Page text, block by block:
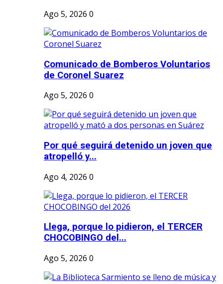
Ago 5, 2026 0
Comunicado de Bomberos Voluntarios
de Coronel Suarez
Ago 5, 2026 0
Por qué seguirá detenido un joven que
atropelló y...
Ago 4, 2026 0
Llega, porque lo pidieron, el TERCER
CHOCOBINGO del...
Ago 5, 2026 0